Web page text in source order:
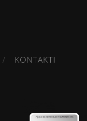
KONTAKTI